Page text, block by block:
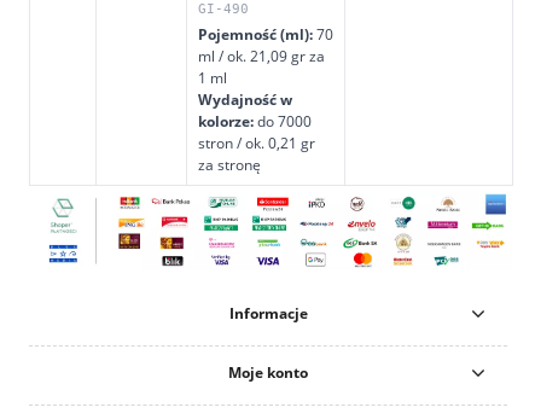
GI-490
Pojemność (ml):70
ml / ok. 21,09 gr za
1 ml
Wydajność w
kolorze:do 7000
stron / ok. 0,21 gr
za stronę
Informacje
Moje konto